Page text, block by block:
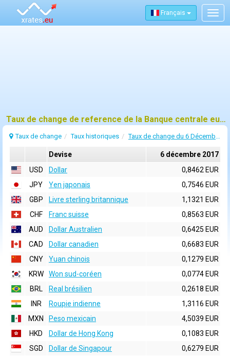
Français
Taux de change de reference de la Banque centrale europeenne (BCE) pour 6 décembre 2017
Taux de change Taux historiques Taux de change du 6 Décembre 2017
Devise
6 décembre 2017
USD
Dollar
0,8462 EUR
JPY
Yen japonais
0,7546 EUR
GBP
Livre sterling britannique
1,1321 EUR
CHF
Franc suisse
0,8563 EUR
AUD
Dollar Australien
0,6425 EUR
CAD
Dollar canadien
0,6683 EUR
CNY
Yuan chinois
0,1279 EUR
KRW
Won sud-coréen
0,0774 EUR
BRL
Real brésilien
0,2618 EUR
INR
Roupie indienne
1,3116 EUR
MXN
Peso mexicain
4,5039 EUR
HKD
Dollar de Hong Kong
0,1083 EUR
SGD
Dollar de Singapour
0,6279 EUR